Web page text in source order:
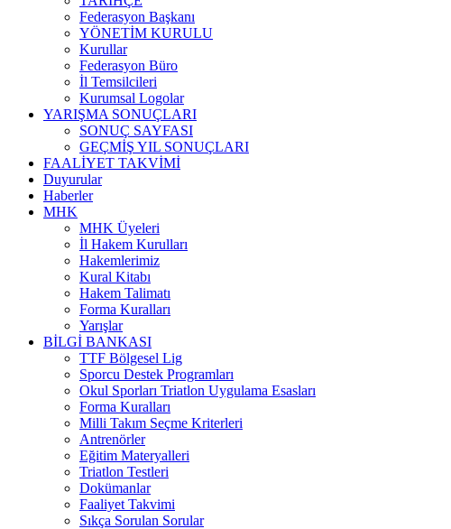
Federasyon Başkanı
YÖNETİM KURULU
Kurullar
Federasyon Büro
İl Temsilcileri
Kurumsal Logolar
YARIŞMA SONUÇLARI
SONUÇ SAYFASI
GEÇMİŞ YIL SONUÇLARI
FAALİYET TAKVİMİ
Duyurular
Haberler
MHK
MHK Üyeleri
İl Hakem Kurulları
Hakemlerimiz
Kural Kitabı
Hakem Talimatı
Forma Kuralları
Yarışlar
BİLGİ BANKASI
TTF Bölgesel Lig
Sporcu Destek Programları
Okul Sporları Triatlon Uygulama Esasları
Forma Kuralları
Milli Takım Seçme Kriterleri
Antrenörler
Eğitim Materyalleri
Triatlon Testleri
Dokümanlar
Faaliyet Takvimi
Sıkça Sorulan Sorular